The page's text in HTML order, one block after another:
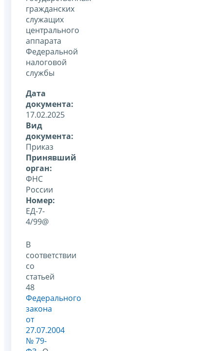
гражданских
служащих
центрального
аппарата
Федеральной
налоговой
службы
Дата
документа:
17.02.2025
Вид
документа:
Приказ
Принявший
орган:
ФНС
России
Номер:
ЕД-7-
4/99@
В
соответствии
со
статьей
48
Федерального
закона
от
27.07.2004
№ 79-